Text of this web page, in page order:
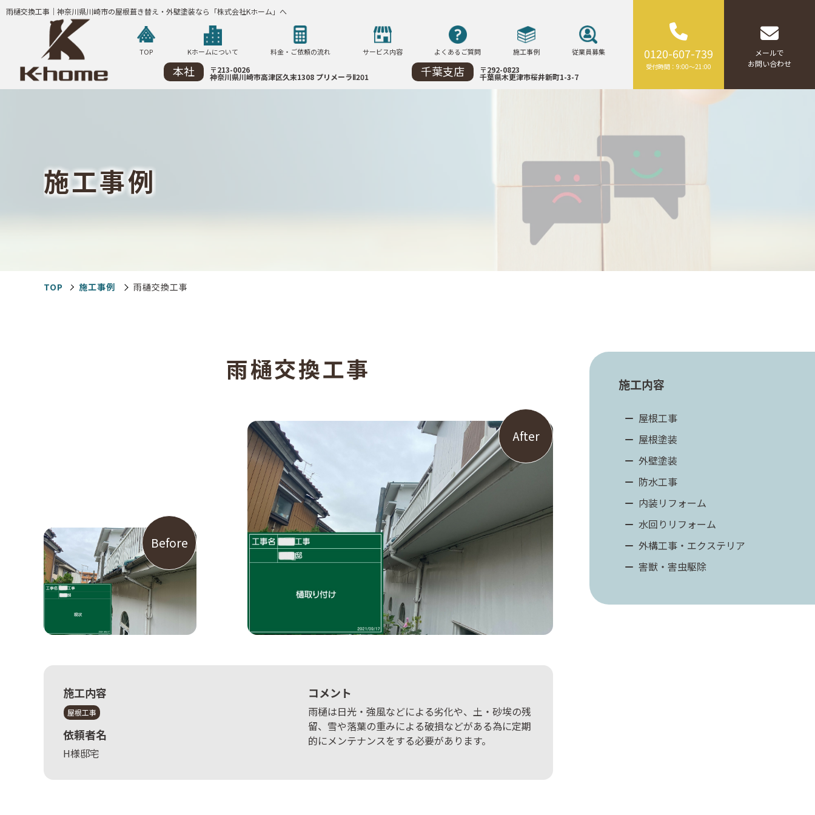
雨樋交換工事｜神奈川県川崎市の屋根葺き替え・外壁塗装なら「株式会社Kホーム」へ
TOP Kホームについて 料金・ご依頼の流れ サービス内容 よくあるご質問 施工事例 従業員募集
本社 〒213-0026
神奈川県川崎市高津区久末1308 プリメーラⅡ201 千葉支店 〒292-0823
千葉県木更津市桜井新町1-3-7
0120-607-739
受付時間：9:00～21:00
メールで
お問い合わせ
施工事例
TOP 施工事例 雨樋交換工事
雨樋交換工事
Before
After
施工内容
屋根工事
依頼者名
H様邸宅
コメント
雨樋は日光・強風などによる劣化や、土・砂埃の残
留、雪や落葉の重みによる破損などがある為に定期
的にメンテナンスをする必要があります。
施工内容
屋根工事
屋根塗装
外壁塗装
防水工事
内装リフォーム
水回りリフォーム
外構工事・エクステリア
害獣・害虫駆除